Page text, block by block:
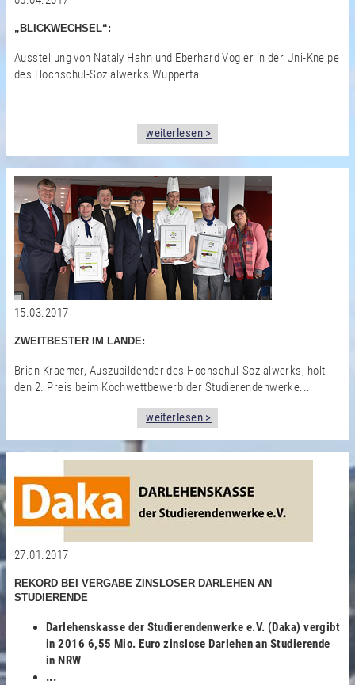
„BLICKWECHSEL“:
Ausstellung von Nataly Hahn und Eberhard Vogler in der Uni-Kneipe
des Hochschul-Sozialwerks Wuppertal
weiterlesen >
15.03.2017
ZWEITBESTER IM LANDE:
Brian Kraemer, Auszubildender des Hochschul-Sozialwerks, holt
den 2. Preis beim Kochwettbewerb der Studierendenwerke...
weiterlesen >
27.01.2017
REKORD BEI VERGABE ZINSLOSER DARLEHEN AN
STUDIERENDE
Darlehenskasse der Studierendenwerke e.V. (Daka) vergibt
in 2016 6,55 Mio. Euro zinslose Darlehen an Studierende
in NRW
...